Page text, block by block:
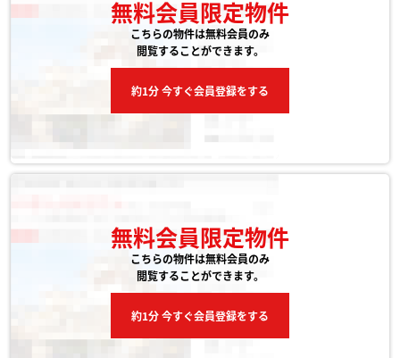
無料会員限定物件
こちらの物件は無料会員のみ
閲覧することができます。
約1分 今すぐ会員登録をする
無料会員限定物件
こちらの物件は無料会員のみ
閲覧することができます。
約1分 今すぐ会員登録をする